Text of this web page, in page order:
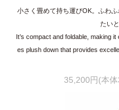
小さく畳めて持ち運びOK。ふわ
たい
It’s compact and foldable, making
es plush down that provides
35,200円(本